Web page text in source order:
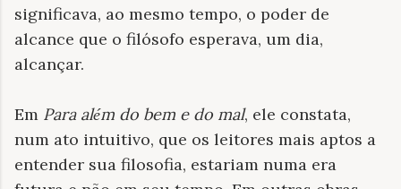
significava, ao mesmo tempo, o poder de
alcance que o filósofo esperava, um dia,
alcançar.
Em Para além do bem e do mal, ele constata,
num ato intuitivo, que os leitores mais aptos a
entender sua filosofia, estariam numa era